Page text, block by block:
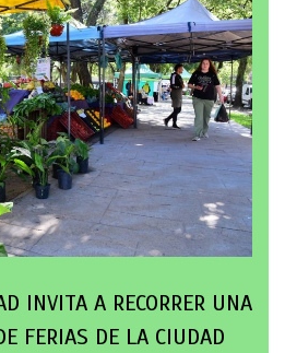
INVITA A RECORRER UNA
FERIAS DE LA CIUDAD